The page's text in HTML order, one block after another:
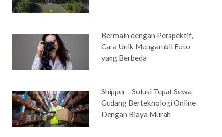
Bermain dengan Perspektif,
Cara Unik Mengambil Foto
yang Berbeda
Shipper - Solusi Tepat Sewa
Gudang Berteknologi Online
Dengan Biaya Murah